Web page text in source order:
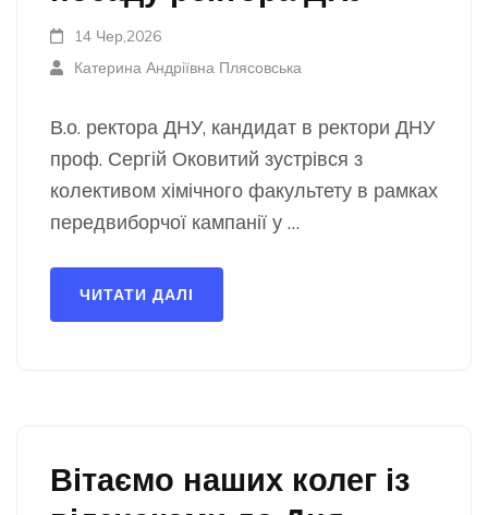
14 Чер,2026
Катерина Андріївна Плясовська
В.о. ректора ДНУ, кандидат в ректори ДНУ
проф. Сергій Оковитий зустрівся з
колективом хімічного факультету в рамках
передвиборчої кампанії у …
ЧИТАТИ ДАЛІ
Вітаємо наших колег із